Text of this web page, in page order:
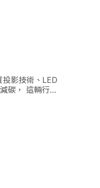
影技術、LED
碳， 這輛行動